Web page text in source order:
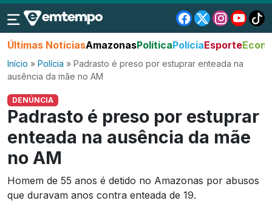
Últimas NotíciasAmazonasPolíticaPolíciaEsporte
Início » Polícia » Padrasto é preso por estuprar enteada na
ausência da mãe no AM
DENÚNCIA
Padrasto é preso por estuprar
enteada na ausência da mãe
no AM
Homem de 55 anos é detido no Amazonas por abusos
que duravam anos contra enteada de 19.